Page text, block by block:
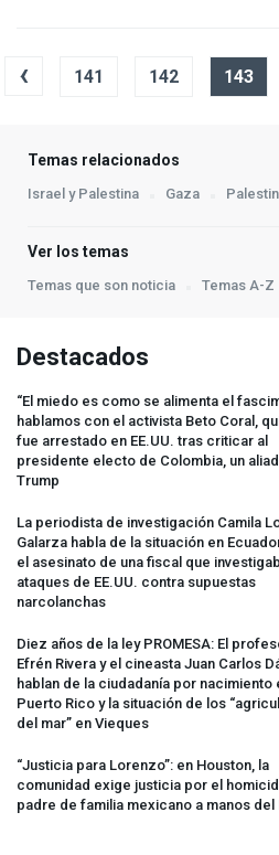
‹ 141 142 143
Temas relacionados
Israel y Palestina Gaza
Ver los temas
Temas que son noticia Temas A-Z
Destacados
“El miedo es como se alimenta el
hablamos con el activista Beto Coral,
fue arrestado en EE.UU. tras criticar al
presidente electo de Colombia, un
Trump
La periodista de investigación Camila
Galarza habla de la situación en
el asesinato de una fiscal que
ataques de EE.UU. contra supuestas
narcolanchas
Diez años de la ley PROMESA: El
Efrén Rivera y el cineasta Juan Carlos
hablan de la ciudadanía por nacimiento
Puerto Rico y la situación de los
del mar” en Vieques
“Justicia para Lorenzo”: en Houston, la
comunidad exige justicia por el
padre de familia mexicano a manos del